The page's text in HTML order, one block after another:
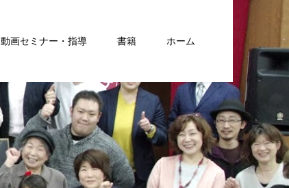
動画セミナー・指導 書籍 ホーム